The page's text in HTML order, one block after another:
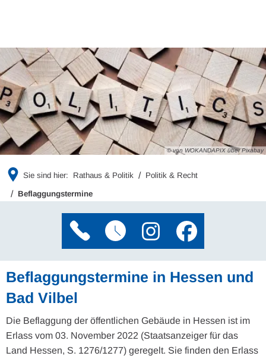
© von WOKANDAPIX über Pixabay
Sie sind hier: Rathaus & Politik Politik & Recht
Beflaggungstermine
Beflaggungstermine in Hessen und
Bad Vilbel
Die Beflaggung der öffentlichen Gebäude in Hessen ist im
Erlass vom 03. November 2022 (Staatsanzeiger für das
Land Hessen, S. 1276/1277) geregelt. Sie finden den Erlass